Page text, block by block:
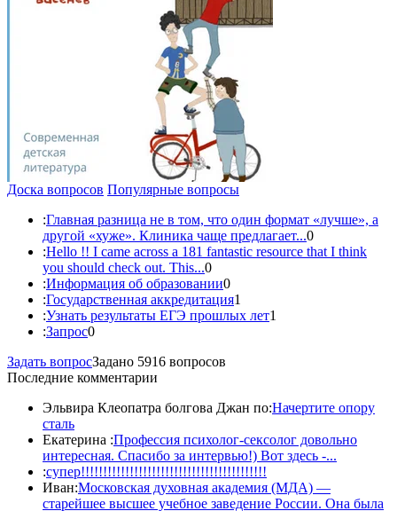
Доска вопросов Популярные вопросы
:Главная разница не в том, что один формат «лучше», а
другой «хуже». Клиника чаще предлагает...0
:Hello !! I came across a 181 fantastic resource that I think
you should check out. This...0
:Информация об образовании0
:Государственная аккредитация1
:Узнать результаты ЕГЭ прошлых лет1
:Запрос0
Задать вопросЗадано 5916 вопросов
Последние комментарии
Эльвира Клеопатра болгова Джан по:Начертите опору
сталь
Екатерина :Профессия психолог-сексолог довольно
интересная. Спасибо за интервью!) Вот здесь -...
:супер!!!!!!!!!!!!!!!!!!!!!!!!!!!!!!!!!!!!!!!!!!
Иван:Московская духовная академия (МДА) —
старейшее высшее учебное заведение России. Она была